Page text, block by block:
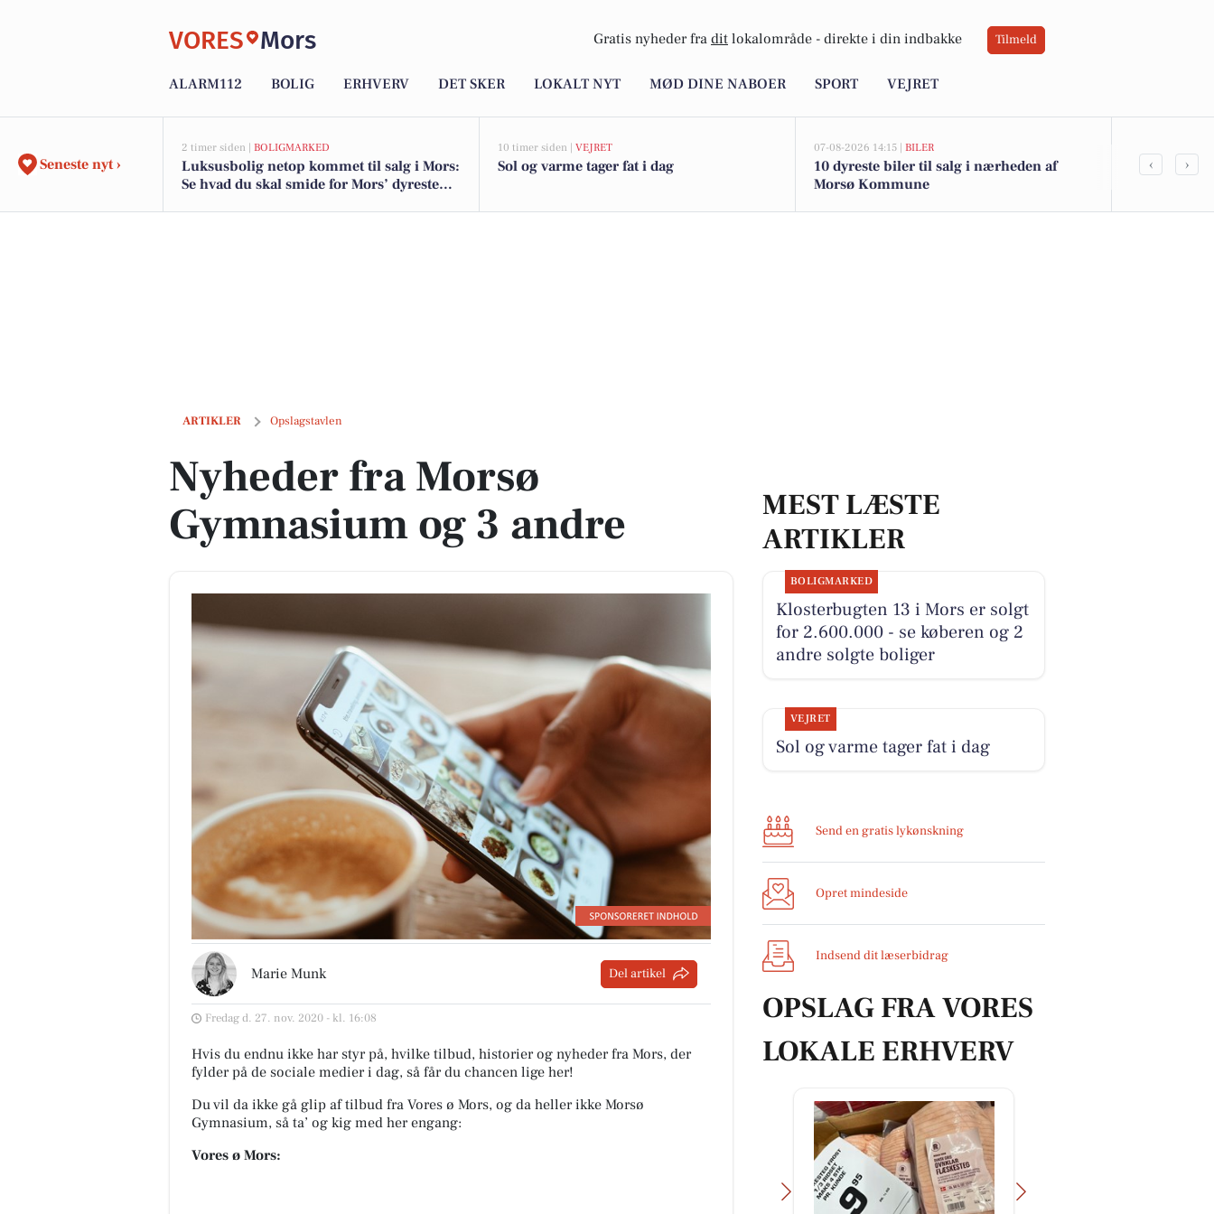
VORES Mors Gratis nyheder fra dit lokalområde - direkte i din indbakke Tilmeld
ALARM112 BOLIG ERHVERV DET SKER LOKALT NYT MØD DINE NABOER SPORT VEJRET
Seneste nyt ›
2 timer siden | BOLIGMARKED
Luksusbolig netop kommet til salg i Mors:
Se hvad du skal smide for Mors’ dyreste
10 timer siden | VEJRET
Sol og varme tager fat i dag
07-08-2026 14:15 | BILER
10 dyreste biler til salg i nærheden af
Morsø Kommune
Ildløs i
‹ ›
ARTIKLER Opslagstavlen
Nyheder fra Morsø Gymnasium og 3 andre
Nyheder fra Morsø
Gymnasium og 3 andre
Marie Munk Del artikel
Fredag d. 27. nov. 2020 - kl. 16:08
Hvis du endnu ikke har styr på, hvilke tilbud, historier og nyheder fra Mors, der
fylder på de sociale medier i dag, så får du chancen lige her!
Du vil da ikke gå glip af tilbud fra Vores ø Mors, og da heller ikke Morsø
Gymnasium, så ta’ og kig med her engang:
Vores ø Mors:
MEST LÆSTE
ARTIKLER
BOLIGMARKED
Klosterbugten 13 i Mors er solgt
for 2.600.000 - se køberen og 2
andre solgte boliger
VEJRET
Sol og varme tager fat i dag
Send en gratis lykønskning
Opret mindeside
Indsend dit læserbidrag
OPSLAG FRA VORES
LOKALE ERHVERV